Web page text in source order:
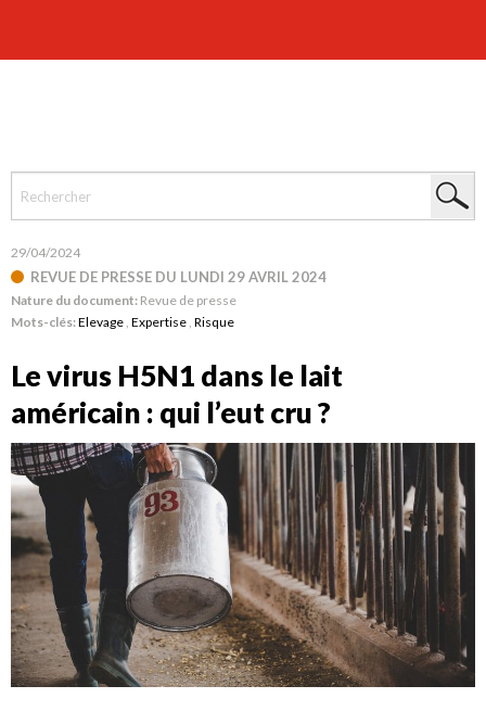
29/04/2024
REVUE DE PRESSE DU LUNDI 29 AVRIL 2024
Nature du document: Revue de presse
Mots-clés:Elevage , Expertise , Risque
Le virus H5N1 dans le lait
américain : qui l’eut cru ?